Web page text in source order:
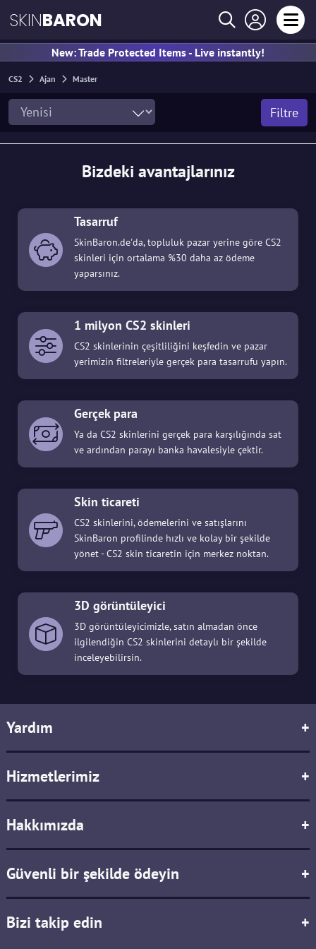
SKINBARON
New: Trade Protected Items - Live instantly!
CS2 Ajan Master
Filtre
Bizdeki avantajlarınız
Tasarruf
SkinBaron.de'da, topluluk pazar yerine göre CS2
skinleri için ortalama %30 daha az ödeme
yaparsınız.
1 milyon CS2 skinleri
CS2 skinlerinin çeşitliliğini keşfedin ve pazar
yerimizin filtreleriyle gerçek para tasarrufu yapın.
Gerçek para
Ya da CS2 skinlerini gerçek para karşılığında sat
ve ardından parayı banka havalesiyle çektir.
Skin ticareti
CS2 skinlerini, ödemelerini ve satışlarını
SkinBaron profilinde hızlı ve kolay bir şekilde
yönet - CS2 skin ticaretin için merkez noktan.
3D görüntüleyici
3D görüntüleyicimizle, satın almadan önce
ilgilendiğin CS2 skinlerini detaylı bir şekilde
inceleyebilirsin.
Yardım +
Hizmetlerimiz +
Hakkımızda +
Güvenli bir şekilde ödeyin +
Bizi takip edin +